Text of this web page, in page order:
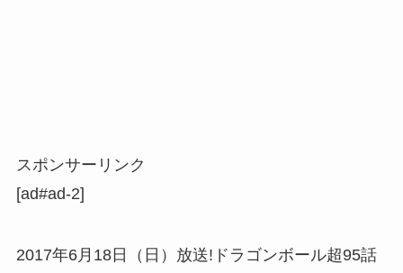
スポンサーリンク
[ad#ad-2]
2017年6月18日（日）放送!ドラゴンボール超95話